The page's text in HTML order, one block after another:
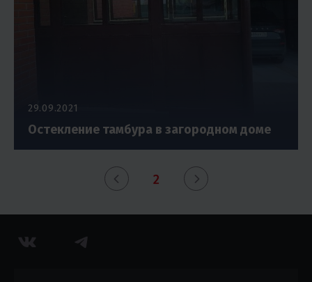
29.09.2021
Остекление тамбура в загородном доме
2